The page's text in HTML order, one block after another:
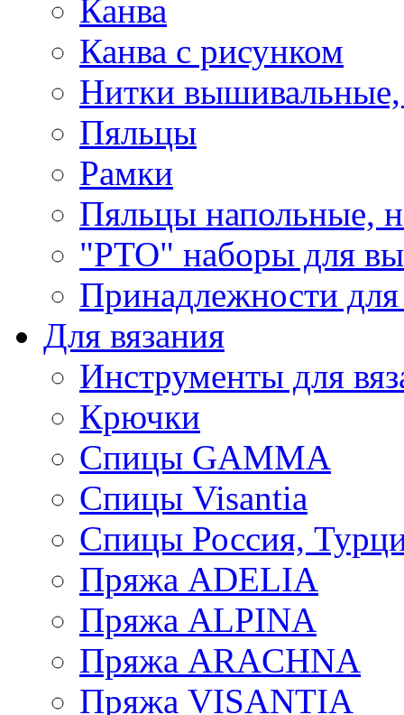
Канва
Канва с рисунком
Нитки
Пяльцы
Рамки
Пяльцы напольные,
"РТО" наборы для
Принадлежности
Для вязания
Инструменты для
Крючки
Спицы GAMMA
Спицы Visantia
Спицы Россия,
Пряжа ADELIA
Пряжа ALPINA
Пряжа ARACHNA
Пряжа VISANTIA